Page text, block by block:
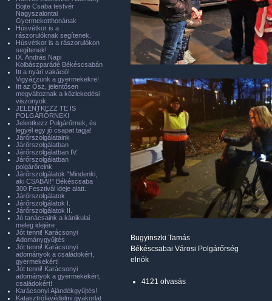
Bugyinszki Tamás
Békéscsabai Városi Polgárőrség
elnök
4121 olvasás
Böjte Csaba testvér
Nagyszalontai
Gyermekotthonának
Húsvétkor is a
rászorulóknak segítenek.
Húsvétkor is a rászorulókon
segítenek!
IX. András Napi
Kolbászparádé Békéscsabán
Itt a nyári vakáció!
Vigyázzunk a gyermekekre!
Itt az Ősz, jelentősen
megváltoznak a közlekedési
viszonyok.
JELENTKEZZ TE IS
POLGÁRŐRNEK!
Jelentkezz Polgárőrnek, és
legyél egy jó csapat tagja!
Járőrszolgálataink
Járőrszolgálatban
Járőrszolgálatban IV.
Járőrszolgálatban
polgárőreink
Járőrszolgálatok "Mindenki,
aki CSABAI!" Békéscsaba
300 Fesztivál ideje alatt.
Járőrszolgálatok
Járőrszolgálatok I.
Járőrszolgálatok II.
Jó tanácsaink a kánikulai
meleg idejére
Jót tenni! Karácsonyi
Adománygyűjtés
Jót tenni! Karácsonyi
adományok a családokért,
gyermekekért!
Jót tenni! Karácsonyi
adományok a gyermekekért,
családokért!
Karácsonyi Ajándékgyűjtés!
Katasztrófavédelmi gyakorlat